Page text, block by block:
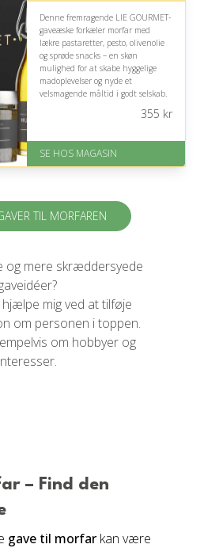
Denne fremragende LIE GOURMET-
gaveæske forkæler morfar med
lækre pastaretter, pesto, olivenolie
og sprøde snacks – en skøn
mulighed for at skabe hyggelige
madoplevelser og nyde et
velsmagende måltid i godt selskab.
af 5
355 kr
SE HOS MAGASIN
TIL MORFAREN
og mere skræddersyede
hjælpe mig ved at tilføje
om personen i toppen.
om hobbyer og
– Find den
gave til morfar kan være